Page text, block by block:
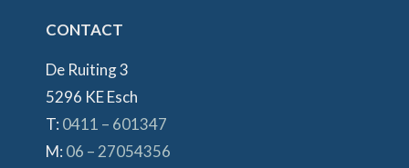
CONTACT
De Ruiting 3
5296 KE Esch
T: 0411 – 601347
M: 06 – 27054356